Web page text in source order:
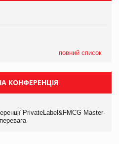
повний список
КОНФЕРЕНЦІЯ
PrivateLabel&FMCG Master-